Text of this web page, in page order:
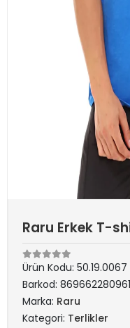
Raru Erkek T-
Ürün Kodu: 50.19.0067
Barkod:
Marka: Raru
Kategori: Terlikler